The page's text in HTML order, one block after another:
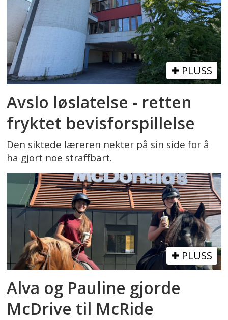
PLUSS
Avslo løslatelse - retten
fryktet bevisforspillelse
Den siktede læreren nekter på sin side for å
ha gjort noe straffbart.
PLUSS
Alva og Pauline gjorde
McDrive til McRide